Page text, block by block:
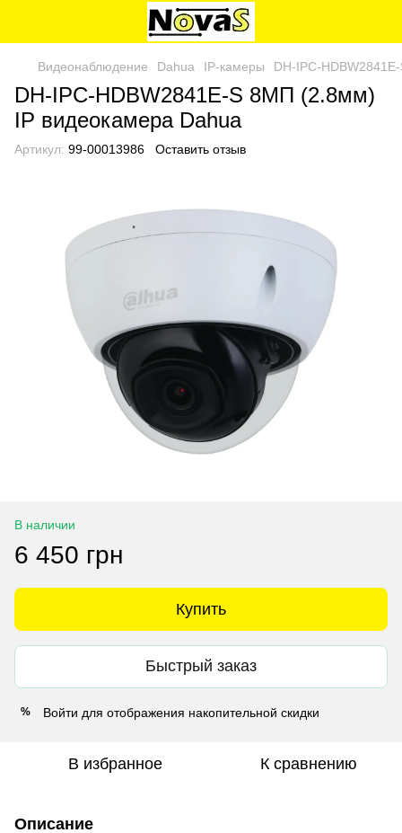
Видеонаблюдение Dahua IP-камеры DH-IPC-
DH-IPC-HDBW2841E-S 8МП (2.8мм)
IP видеокамера Dahua
Артикул: 99-00013986 Оставить отзыв
В наличии
6 450 грн
Купить
Быстрый заказ
% Войти для отображения накопительной скидки
В избранное К сравнению
Описание